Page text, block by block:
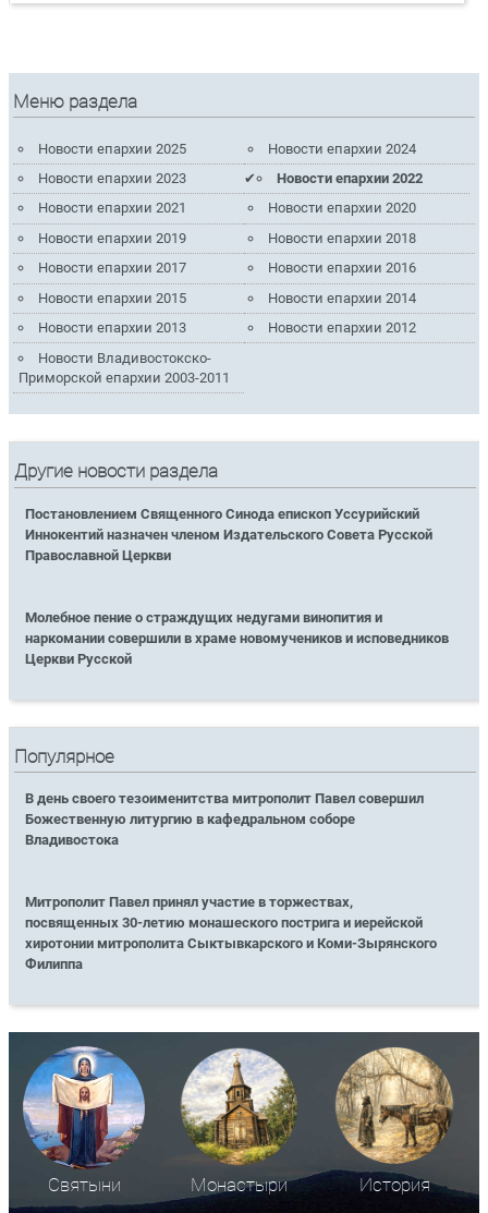
Меню раздела
Новости епархии 2025
Новости епархии 2024
Новости епархии 2023
Новости епархии 2022
Новости епархии 2021
Новости епархии 2020
Новости епархии 2019
Новости епархии 2018
Новости епархии 2017
Новости епархии 2016
Новости епархии 2015
Новости епархии 2014
Новости епархии 2013
Новости епархии 2012
Новости Владивостокско-
Приморской епархии 2003-2011
Другие новости раздела
Постановлением Священного Синода епископ Уссурийский
Иннокентий назначен членом Издательского Совета Русской
Православной Церкви
Молебное пение о страждущих недугами винопития и
наркомании совершили в храме новомучеников и исповедников
Церкви Русской
Популярное
В день своего тезоименитства митрополит Павел совершил
Божественную литургию в кафедральном соборе
Владивостока
Митрополит Павел принял участие в торжествах,
посвященных 30-летию монашеского пострига и иерейской
хиротонии митрополита Сыктывкарского и Коми-Зырянского
Филиппа
Святыни Монастыри История